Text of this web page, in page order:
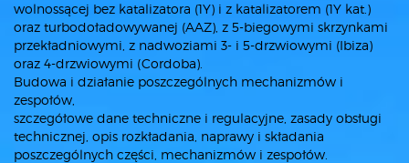
wolnossącej bez katalizatora (1Y) i z katalizatorem (1Y kat.)
oraz turbodoładowywanej (AAZ), z 5-biegowymi skrzynkami
przekładniowymi, z nadwoziami 3- i 5-drzwiowymi (Ibiza)
oraz 4-drzwiowymi (Cordoba).
Budowa i działanie poszczególnych mechanizmów i
zespołów,
szczegółowe dane techniczne i regulacyjne, zasady obsługi
technicznej, opis rozkładania, naprawy i składania
poszczególnych części, mechanizmów i zespołów.